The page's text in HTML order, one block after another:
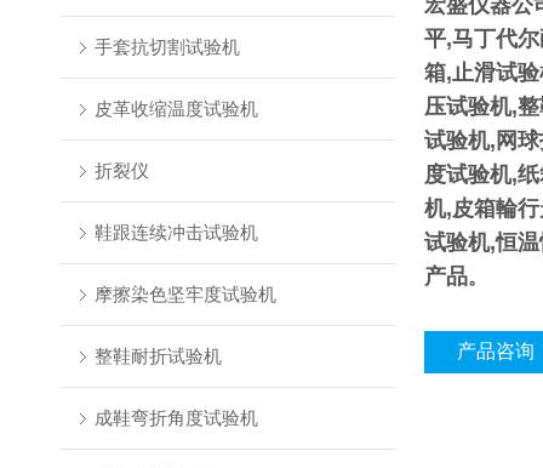
手套抗切割试验机
皮革收缩温度试验机
折裂仪
鞋跟连续冲击试验机
摩擦染色坚牢度试验机
整鞋耐折试验机
成鞋弯折角度试验机
宏盛仪器公
平,马丁代
箱,止滑试
压试验机,
试验机,网
度试验机,
机,皮箱輪
试验机,恒
产品。
产品咨询